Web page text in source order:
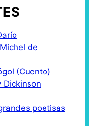
de
(Cuento)
Dickinson
poetisas